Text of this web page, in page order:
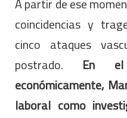
coincidencias y
cinco ataques
postrado. En el
económicamente,
laboral como